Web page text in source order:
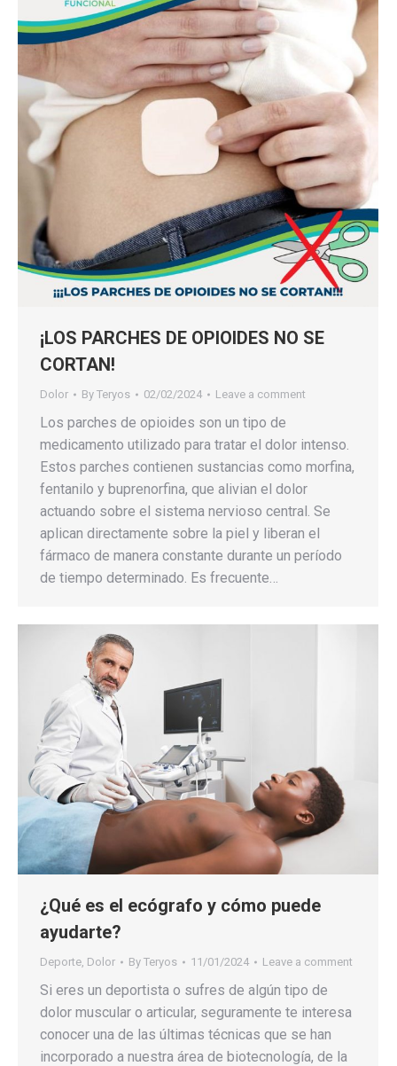
¡LOS PARCHES DE OPIOIDES NO SE
CORTAN!
Dolor By Teryos 02/02/2024 Leave a comment
Los parches de opioides son un tipo de
medicamento utilizado para tratar el dolor intenso.
Estos parches contienen sustancias como morfina,
fentanilo y buprenorfina, que alivian el dolor
actuando sobre el sistema nervioso central. Se
aplican directamente sobre la piel y liberan el
fármaco de manera constante durante un período
de tiempo determinado. Es frecuente…
¿Qué es el ecógrafo y cómo puede
ayudarte?
Deporte Dolor By Teryos 11/01/2024 Leave a comment
Si eres un deportista o sufres de algún tipo de
dolor muscular o articular, seguramente te interesa
conocer una de las últimas técnicas que se han
incorporado a nuestra área de biotecnología, de la